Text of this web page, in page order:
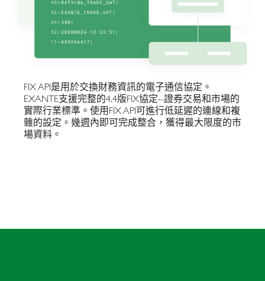
FIX API是用於交換財務資訊的電子通信協定。
EXANTE支援完整的4.4版FIX協定--證券交易和市場的
實際行業標準。使用FIX API可進行低延遲的連線和複
雜的設定。幾週內即可完成整合，獲得最大限度的市
場資料。